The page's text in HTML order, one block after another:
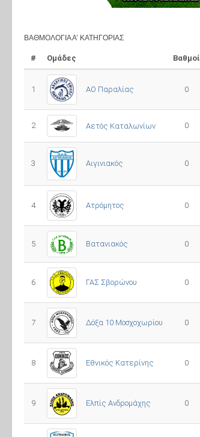
ΒΑΘΜΟΛΟΓΊΑ Α’ ΚΑΤΗΓΟΡΊΑΣ
# Ομάδες Βαθμοί
1 ΑΟ Παραλίας 0
2 Αετός Καταλωνίων 0
3 Αιγινιακός 0
4 Ατρόμητος 0
5 Βατανιακός 0
6 ΓΑΣ Σβορώνου 0
7 Δόξα 10 Μοσχοχωρίου 0
8 Εθνικός Κατερίνης 0
9 Ελπίς Ανδρομάχης 0